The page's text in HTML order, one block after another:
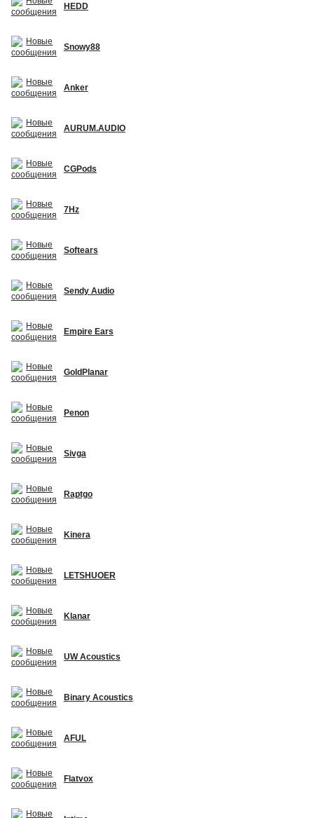
HEDD
Snowy88
Anker
AURUM.AUDIO
CGPods
7Hz
Softears
Sendy Audio
Empire Ears
GoldPlanar
Penon
Sivga
Raptgo
Kinera
LETSHUOER
Klanar
UW Acoustics
Binary Acoustics
AFUL
Flatvox